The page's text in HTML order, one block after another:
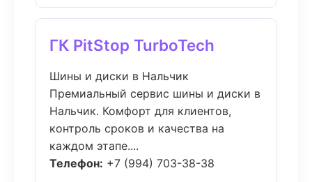
ГК PitStop TurboTech
Шины и диски в Нальчик
Премиальный сервис шины и диски в
Нальчик. Комфорт для клиентов,
контроль сроков и качества на
каждом этапе....
Телефон: +7 (994) 703-38-38